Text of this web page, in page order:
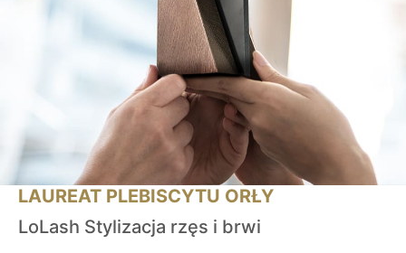
LAUREAT PLEBISCYTU ORŁY
LoLash Stylizacja rzęs i brwi